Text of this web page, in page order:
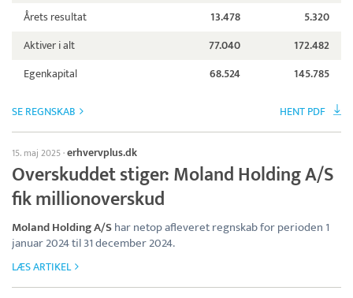
Årets resultat
13.478
5.320
Aktiver i alt
77.040
172.482
Egenkapital
68.524 145.785
SE REGNSKAB HENT PDF
15. maj 2025·erhvervplus.dk
Overskuddet stiger: Moland Holding A/S
fik millionoverskud
Moland Holding A/Shar netop afleveret regnskab for perioden 1
januar 2024 til 31 december 2024.
LÆS ARTIKEL